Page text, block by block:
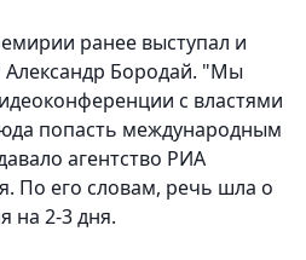
ранее выступал и
Бородай. "Мы
с властями
попасть международным
агентство РИА
По его словам, речь шла о
на 2-3 дня.